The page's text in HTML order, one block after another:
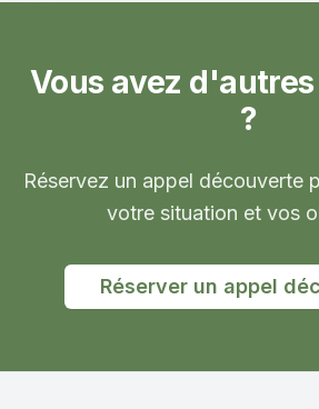
Vous avez
?
Réservez un appel découverte
votre situation et vos
Réserver un appel